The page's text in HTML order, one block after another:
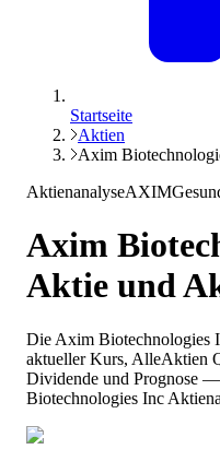
Startseite
Aktien
Axim
AktienanalyseAXIM
Axim
Aktie und
Die Axim Biotechnologies
aktueller Kurs, AlleAktien
Dividende und Prognose
Biotechnologies Inc